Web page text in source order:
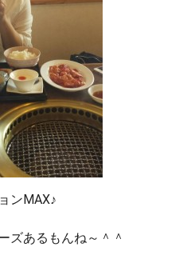
ンMAX♪
ズあるもんね～＾＾